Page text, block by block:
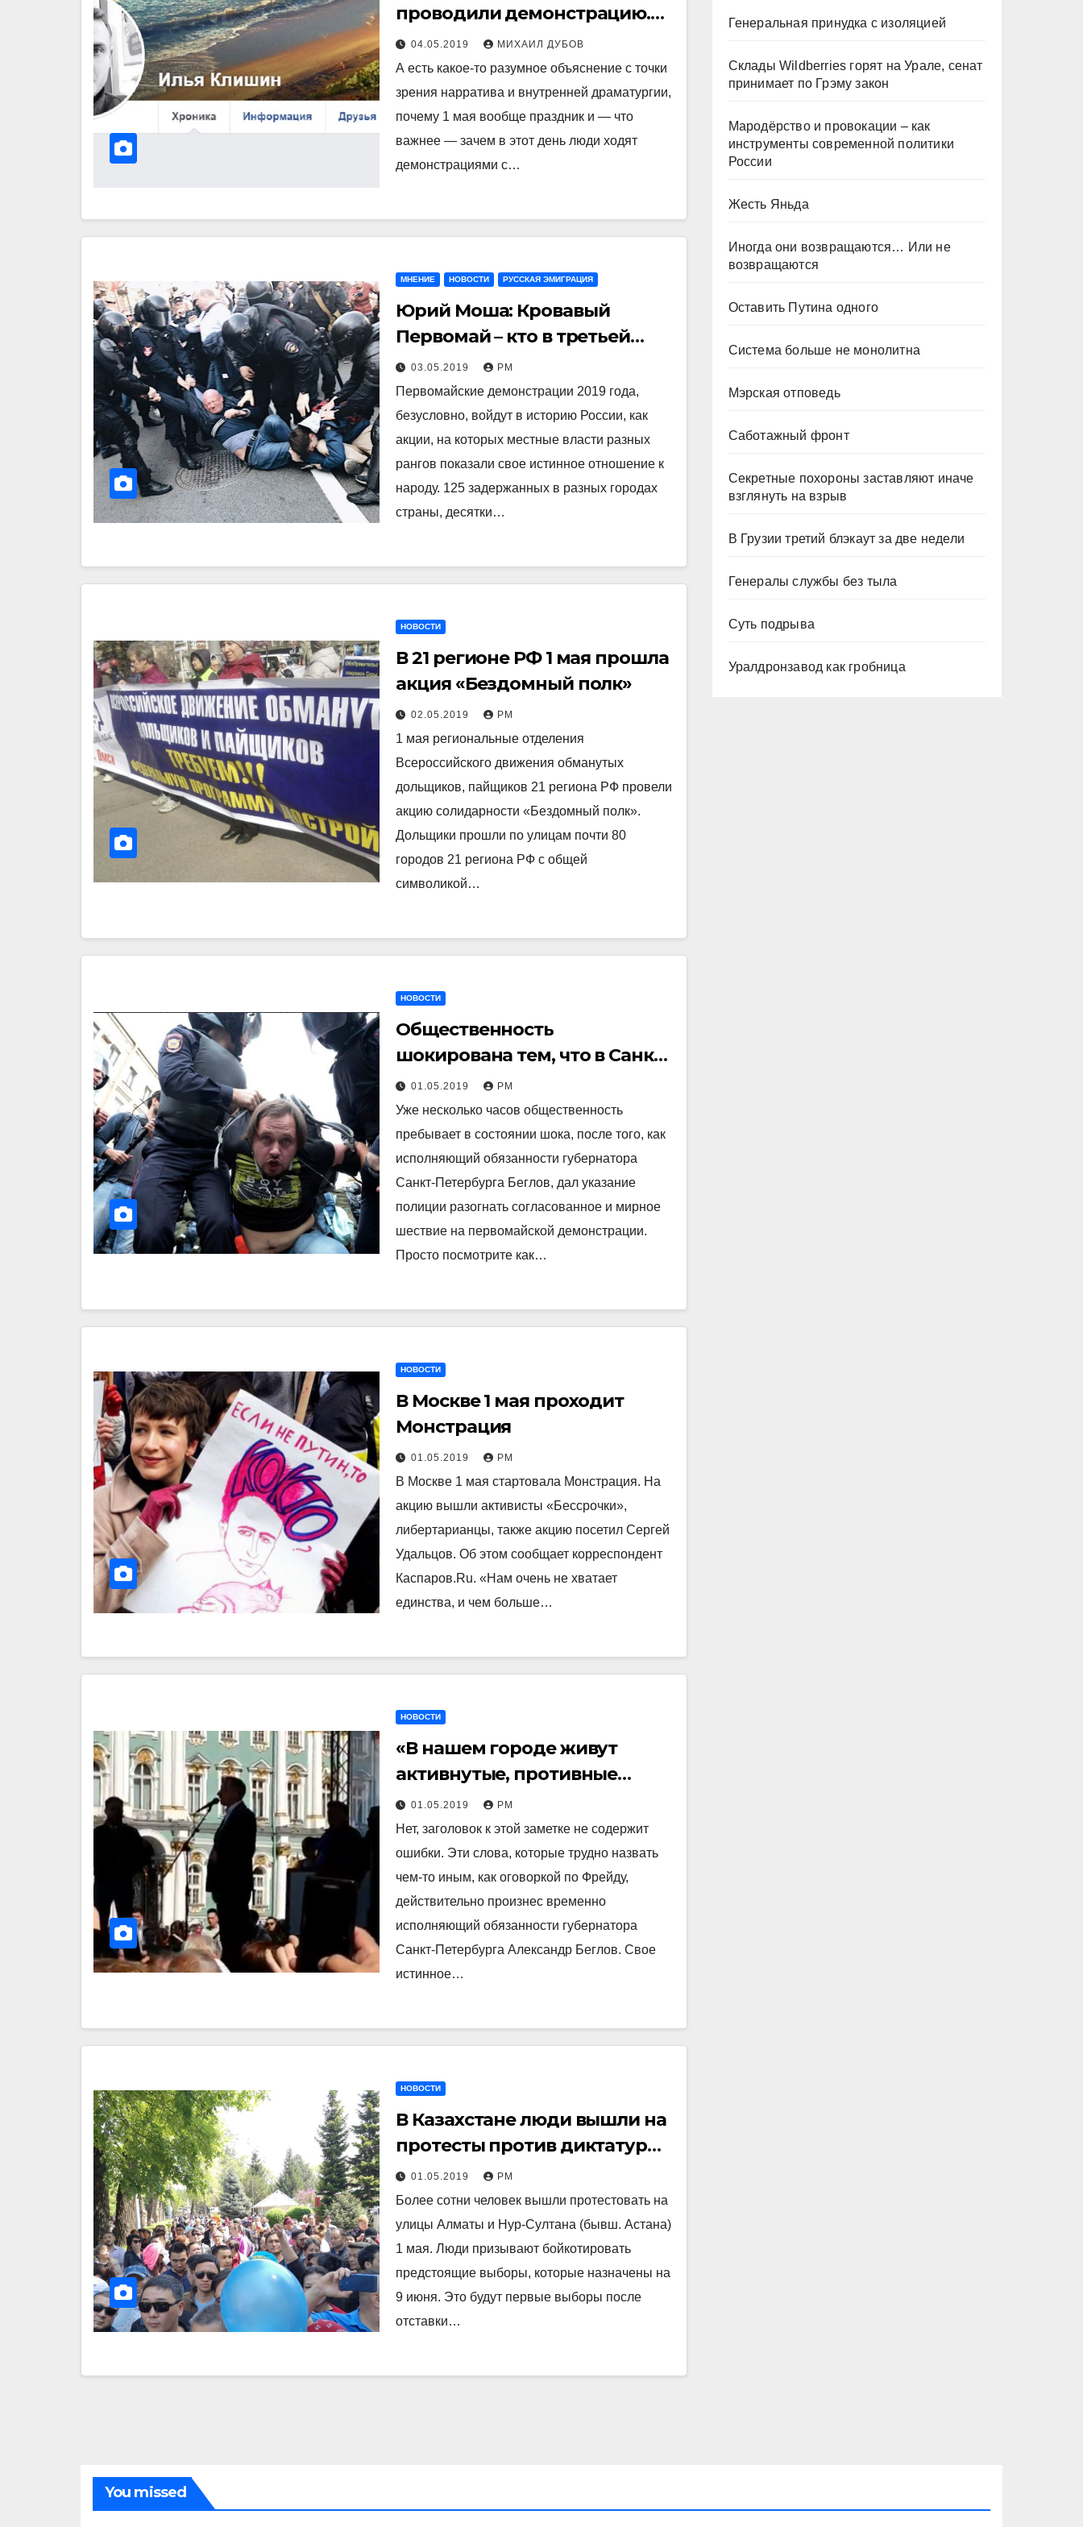
проводили демонстрацию.
Война! Распилы! Ненависть!
вместо Мир! Труд! Май!
04.05.2019 МИХАИЛ ДУБОВ
А есть какое-то разумное объяснение с точки
зрения нарратива и внутренней драматургии,
почему 1 мая вообще праздник и — что
важнее — зачем в этот день люди ходят
демонстрациями с…
МНЕНИЕ НОВОСТИ РУССКАЯ ЭМИГРАЦИЯ
Юрий Моша: Кровавый
Первомай – кто в третьей
колонне российских городов
03.05.2019 РМ
Первомайские демонстрации 2019 года,
безусловно, войдут в историю России, как
акции, на которых местные власти разных
рангов показали свое истинное отношение к
народу. 125 задержанных в разных городах
страны, десятки…
НОВОСТИ
В 21 регионе РФ 1 мая прошла
акция «Бездомный полк»
02.05.2019 РМ
1 мая региональные отделения
Всероссийского движения обманутых
дольщиков, пайщиков 21 региона РФ провели
акцию солидарности «Бездомный полк».
Дольщики прошли по улицам почти 80
городов 21 региона РФ с общей
символикой…
НОВОСТИ
Общественность
шокирована тем, что в Санкт
Петербурге полицаи зверски
избили участников
согласованного шествия
01.05.2019 РМ
Уже несколько часов общественность
пребывает в состоянии шока, после того, как
исполняющий обязанности губернатора
Санкт-Петербурга Беглов, дал указание
полиции разогнать согласованное и мирное
шествие на первомайской демонстрации.
Просто посмотрите как…
НОВОСТИ
В Москве 1 мая проходит
Монстрация
01.05.2019 РМ
В Москве 1 мая стартовала Монстрация. На
акцию вышли активисты «Бессрочки»,
либертарианцы, также акцию посетил Сергей
Удальцов. Об этом сообщает корреспондент
Каспаров.Ru. «Нам очень не хватает
единства, и чем больше…
НОВОСТИ
«В нашем городе живут
активнутые, противные
люди»: и.о. Губернатора СПБ
Беглов
01.05.2019 РМ
Нет, заголовок к этой заметке не содержит
ошибки. Эти слова, которые трудно назвать
чем-то иным, как оговоркой по Фрейду,
действительно произнес временно
исполняющий обязанности губернатора
Санкт-Петербурга Александр Беглов. Свое
истинное…
НОВОСТИ
В Казахстане люди вышли на
протесты против диктатуры,
они требуют свободных
выборов.
01.05.2019 РМ
Более сотни человек вышли протестовать на
улицы Алматы и Нур-Султана (бывш. Астана)
1 мая. Люди призывают бойкотировать
предстоящие выборы, которые назначены на
9 июня. Это будут первые выборы после
отставки…
Генеральная принудка с изоляцией
Склады Wildberries горят на Урале, сенат
принимает по Грэму закон
Мародёрство и провокации – как
инструменты современной политики
России
Жесть Яньда
Иногда они возвращаются… Или не
возвращаются
Оставить Путина одного
Система больше не монолитна
Мэрская отповедь
Саботажный фронт
Секретные похороны заставляют иначе
взглянуть на взрыв
В Грузии третий блэкаут за две недели
Генералы службы без тыла
Суть подрыва
Уралдронзавод как гробница
You missed